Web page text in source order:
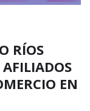
RÍOS
EN